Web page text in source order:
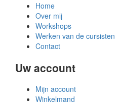
Home
Over mij
Workshops
Werken van de cursisten
Contact
Uw account
Mijn account
Winkelmand